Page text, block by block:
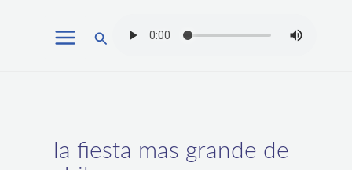
Buscar
la fiesta mas grande de